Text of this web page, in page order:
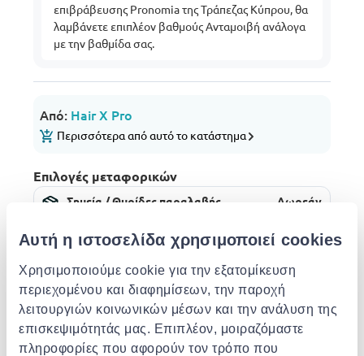
Αυτή η ιστοσελίδα χρησιμοποιεί cookies
Χρησιμοποιούμε cookie για την εξατομίκευση
περιεχομένου και διαφημίσεων, την παροχή
λειτουργιών κοινωνικών μέσων και την ανάλυση της
επισκεψιμότητάς μας. Επιπλέον, μοιραζόμαστε
πληροφορίες που αφορούν τον τρόπο που
επιβράβευσης Pronomia της Τράπεζας Κύπρου, θα
λαμβάνετε επιπλέον βαθμούς Ανταμοιβή ανάλογα
με την βαθμίδα σας.
Από: Hair X Pro
Περισσότερα από αυτό το κατάστημα
Επιλογές μεταφορικών
Σημεία / Θυρίδες παραλαβής Δωρεάν
Παράδοση στην πόρτα σου
Δωρεάν αποστολή για παραγγελίες άνω των €
85.00 από το Hair X Pro
Εκτ. παράδοση: 11 Αυγ - 13 Αυγ
€ 3.49
Περιγραφή